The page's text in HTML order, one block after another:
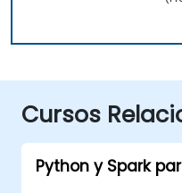
Cursos
Python y Spark